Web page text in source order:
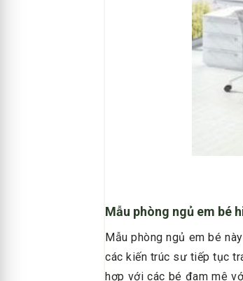
Mẫu phòng ngủ em bé
Mẫu phòng ngủ em bé
các kiến trúc sư tiếp tục
hợp với các bé đam mê